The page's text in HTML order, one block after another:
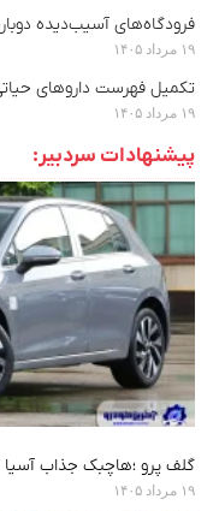
فرودگاه‌های آسیب‌دیده
۱۹ مرداد ۱۴۰۵
تکمیل فهرست داروهای
۱۹ مرداد ۱۴۰۵
پیشنهادات سردبیر:
گلف پرو ؛هاچبک جذاب آسیا
۱۹ مرداد ۱۴۰۵